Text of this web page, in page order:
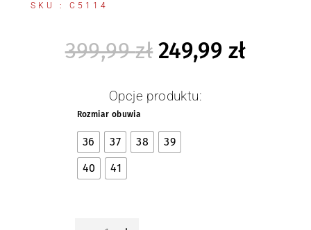
SKU : C5114
399,99zł 249,99 zł
Opcje produktu:
Rozmiar obuwia
36 37 38
39
40
41